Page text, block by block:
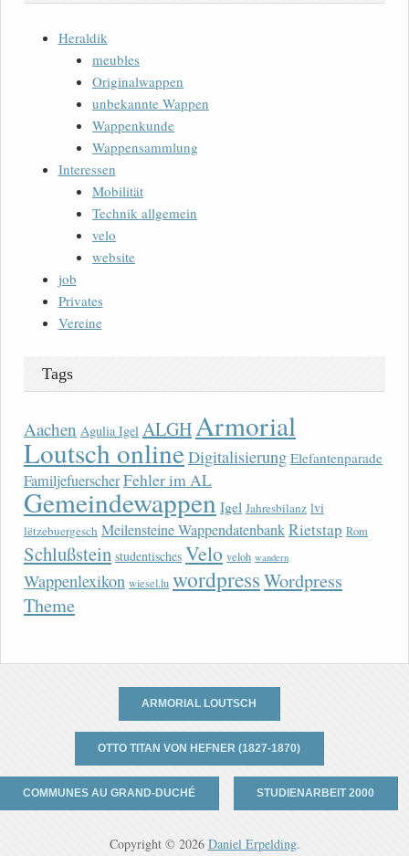
Heraldik
meubles
Originalwappen
unbekannte Wappen
Wappenkunde
Wappensammlung
Interessen
Mobilität
Technik allgemein
velo
website
job
Privates
Vereine
Tags
Aachen Agulia Igel ALGHArmorial
Loutsch onlineDigitalisierung Elefantenparade
FamiljefuerscherFehler im AL
Gemeindewappen Igel Jahresbilanz lvi
lëtzebuergesch Meilensteine WappendatenbankRietstap Rom
Schlußstein studentisches Velo veloh wandern
Wappenlexikon wiesel.lu wordpressWordpress
Theme
ARMORIAL LOUTSCH
OTTO TITAN VON HEFNER (1827-1870)
COMMUNES AU GRAND-DUCHÉ STUDIENARBEIT 2000
Copyright © 2026 Daniel Erpelding.